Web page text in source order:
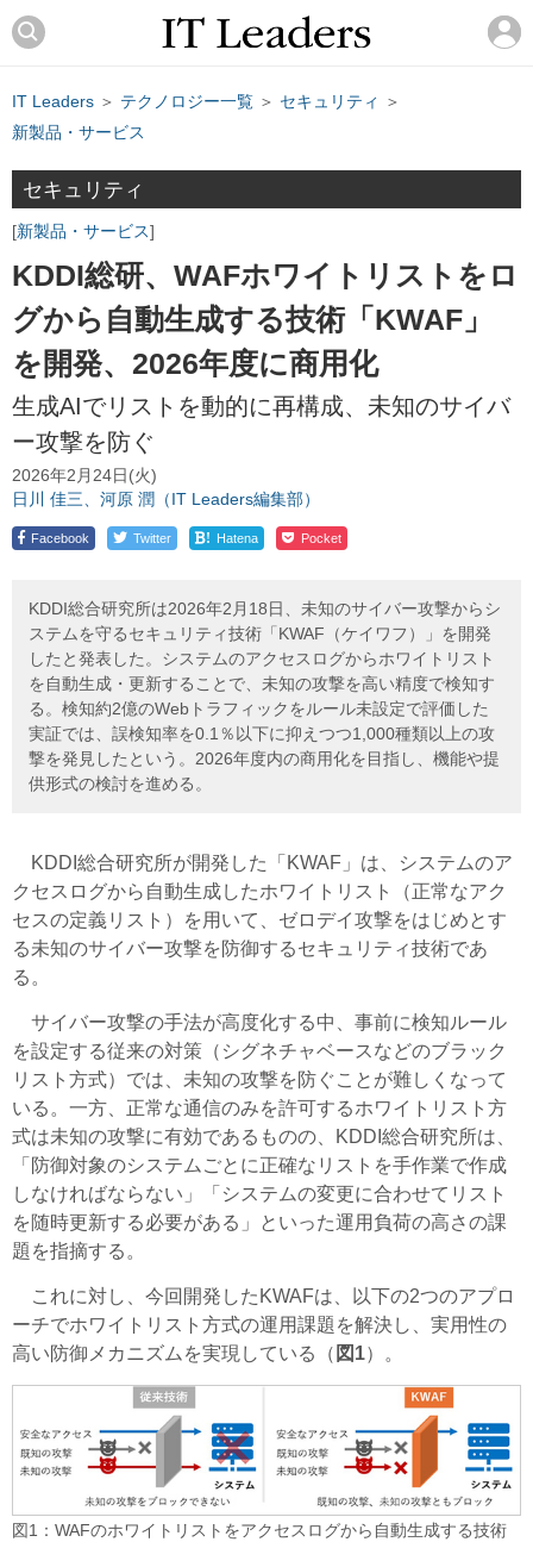
IT Leaders ＞ テクノロジー一覧 ＞ セキュリティ
＞
新製品・サービス
セキュリティ
新製品・サービス
KDDI総研、WAFホワイトリストをロ
グから自動生成する技術「KWAF」
を開発、2026年度に商用化
生成AIでリストを動的に再構成、未知のサイバ
ー攻撃を防ぐ
2026年2月24日(火)
日川 佳三、河原 潤（IT Leaders編集部）
Facebook Twitter ! Hatena Pocket
KDDI総合研究所は2026年2月18日、未知のサイバー攻撃からシ
ステムを守るセキュリティ技術「KWAF（ケイワフ）」を開発
したと発表した。システムのアクセスログからホワイトリスト
を自動生成・更新することで、未知の攻撃を高い精度で検知す
る。検知約2億のWebトラフィックをルール未設定で評価した
実証では、誤検知率を0.1％以下に抑えつつ1,000種類以上の攻
撃を発見したという。2026年度内の商用化を目指し、機能や提
供形式の検討を進める。
KDDI総合研究所が開発した「KWAF」は、システムのア
クセスログから自動生成したホワイトリスト（正常なアク
セスの定義リスト）を用いて、ゼロデイ攻撃をはじめとす
る未知のサイバー攻撃を防御するセキュリティ技術であ
る。
サイバー攻撃の手法が高度化する中、事前に検知ルール
を設定する従来の対策（シグネチャベースなどのブラック
リスト方式）では、未知の攻撃を防ぐことが難しくなって
いる。一方、正常な通信のみを許可するホワイトリスト方
式は未知の攻撃に有効であるものの、KDDI総合研究所は、
「防御対象のシステムごとに正確なリストを手作業で作成
しなければならない」「システムの変更に合わせてリスト
を随時更新する必要がある」といった運用負荷の高さの課
題を指摘する。
これに対し、今回開発したKWAFは、以下の2つのアプロ
ーチでホワイトリスト方式の運用課題を解決し、実用性の
高い防御メカニズムを実現している（ 図1）。
図1：WAFのホワイトリストをアクセスログから自動生成する技術